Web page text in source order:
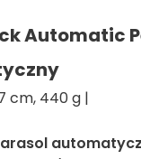
Automatic
cm, 440 g |